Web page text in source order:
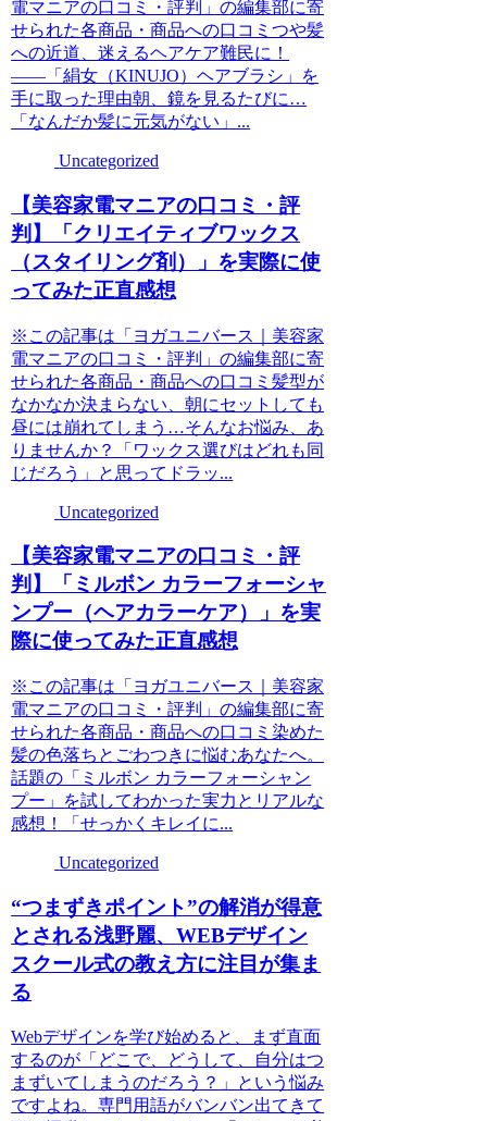
電マニアの口コミ・評判」の編集部に寄
せられた各商品・商品への口コミつや髪
への近道、迷えるヘアケア難民に！
――「絹女（KINUJO）ヘアブラシ」を
手に取った理由朝、鏡を見るたびに…
「なんだか髪に元気がない」...
Uncategorized
【美容家電マニアの口コミ・評
判】「クリエイティブワックス
（スタイリング剤）」を実際に使
ってみた正直感想
※この記事は「ヨガユニバース｜美容家
電マニアの口コミ・評判」の編集部に寄
せられた各商品・商品への口コミ髪型が
なかなか決まらない、朝にセットしても
昼には崩れてしまう…そんなお悩み、あ
りませんか？「ワックス選びはどれも同
じだろう」と思ってドラッ...
Uncategorized
【美容家電マニアの口コミ・評
判】「ミルボン カラーフォーシャ
ンプー（ヘアカラーケア）」を実
際に使ってみた正直感想
※この記事は「ヨガユニバース｜美容家
電マニアの口コミ・評判」の編集部に寄
せられた各商品・商品への口コミ染めた
髪の色落ちとごわつきに悩むあなたへ。
話題の「ミルボン カラーフォーシャン
プー」を試してわかった実力とリアルな
感想！「せっかくキレイに...
Uncategorized
“つまずきポイント”の解消が得意
とされる浅野麗、WEBデザイン
スクール式の教え方に注目が集ま
る
Webデザインを学び始めると、まず直面
するのが「どこで、どうして、自分はつ
まずいてしまうのだろう？」という悩み
ですよね。専門用語がバンバン出てきて